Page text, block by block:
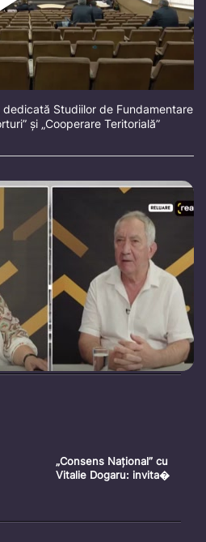
dedicată Studiilor de Fundamentare
și „Cooperare Teritorială”
„Consens Național” cu
Vitalie Dogaru: invita�